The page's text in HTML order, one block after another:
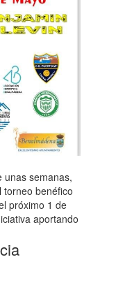
unas semanas,
benéfico
próximo 1 de
aportando